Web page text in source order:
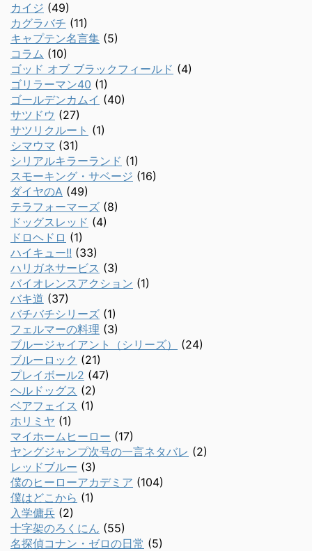
カイジ (49)
カグラバチ (11)
キャプテン名言集 (5)
コラム (10)
ゴッド オブ ブラックフィールド (4)
ゴリラーマン40 (1)
ゴールデンカムイ (40)
サツドウ (27)
サツリクルート (1)
シマウマ (31)
シリアルキラーランド (1)
スモーキング・サベージ (16)
ダイヤのA (49)
テラフォーマーズ (8)
ドッグスレッド (4)
ドロヘドロ (1)
ハイキュー!! (33)
ハリガネサービス (3)
バイオレンスアクション (1)
バキ道 (37)
バチバチシリーズ (1)
フェルマーの料理 (3)
ブルージャイアント（シリーズ）
(24)
ブルーロック (21)
プレイボール2 (47)
ヘルドッグス (2)
ベアフェイス (1)
ホリミヤ (1)
マイホームヒーロー (17)
ヤングジャンプ次号の一言ネタバレ (2)
レッドブルー (3)
僕のヒーローアカデミア (104)
僕はどこから (1)
入学傭兵 (2)
十字架のろくにん (55)
名探偵コナン・ゼロの日常 (5)